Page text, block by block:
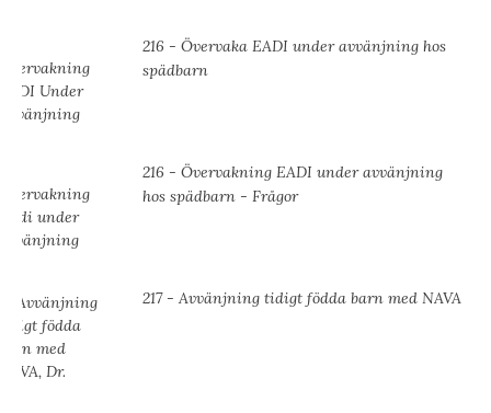
216 - Övervaka EADI under avvänjning hos
spädbarn
216 - Övervakning EADI under avvänjning
hos spädbarn - Frågor
217 - Avvänjning tidigt födda barn med NAVA